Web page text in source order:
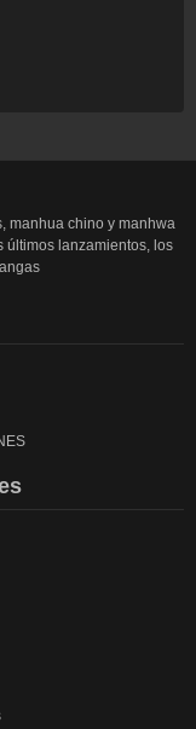
manhua chino y manhwa
últimos lanzamientos, los